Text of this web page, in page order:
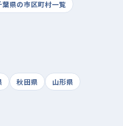
葉県の市区町村一覧
秋田県
山形県